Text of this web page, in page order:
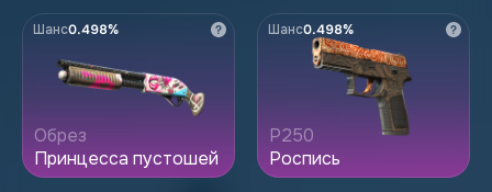
Обрез
Принцесса пустошей
Шанс0.498%
P250
Роспись
Шанс0.498%